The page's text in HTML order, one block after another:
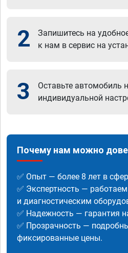
2
Запишитесь на
к нам в сервис на
3
Оставьте автомобиль
индивидуальной
Почему нам можно
✅ Опыт — более 8 лет в
✅ Экспертность —
и диагностическим
✅ Надежность — гарантия
✅ Прозрачность —
фиксированные цены.